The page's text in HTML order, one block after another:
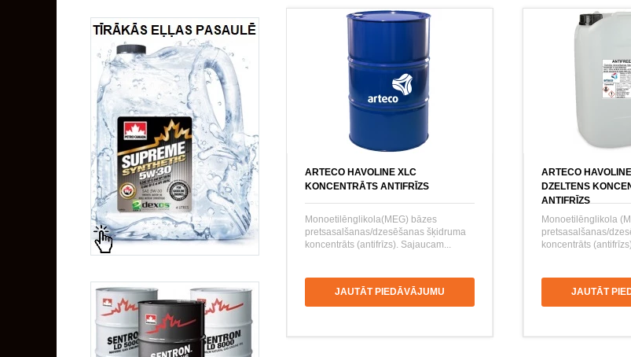
ARTECO HAVOLINE XLC
KONCENTRĀTS ANTIFRĪZS
Monoetilēnglikola(MEG) bāzes
pretsasalšanas/dzesēšanas šķidruma
koncentrāts (antifrīzs). Sajaucam...
JAUTĀT PIEDĀVĀJUMU
ARTECO
DZELTENS
ANTIFRĪZS
Monoetilēnglikola
pretsasalšanas/
koncentrāts
JAUTĀT